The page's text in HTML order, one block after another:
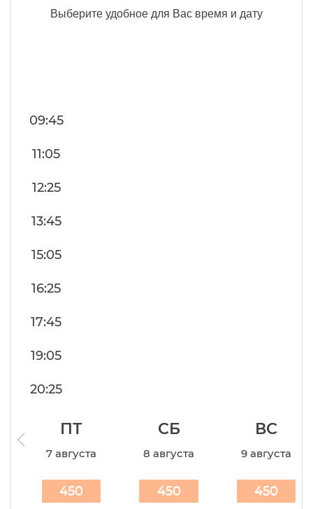
Выберите удобное для Вас время и дату
09:45
11:05
12:25
13:45
15:05
16:25
17:45
19:05
20:25
ПТ
7 августа
450
СБ
8 августа
450
ВС
9 августа
450